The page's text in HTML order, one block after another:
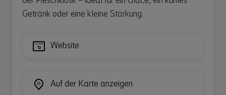
Getränk oder eine kleine Stärkung.
Website
Auf der Karte anzeigen